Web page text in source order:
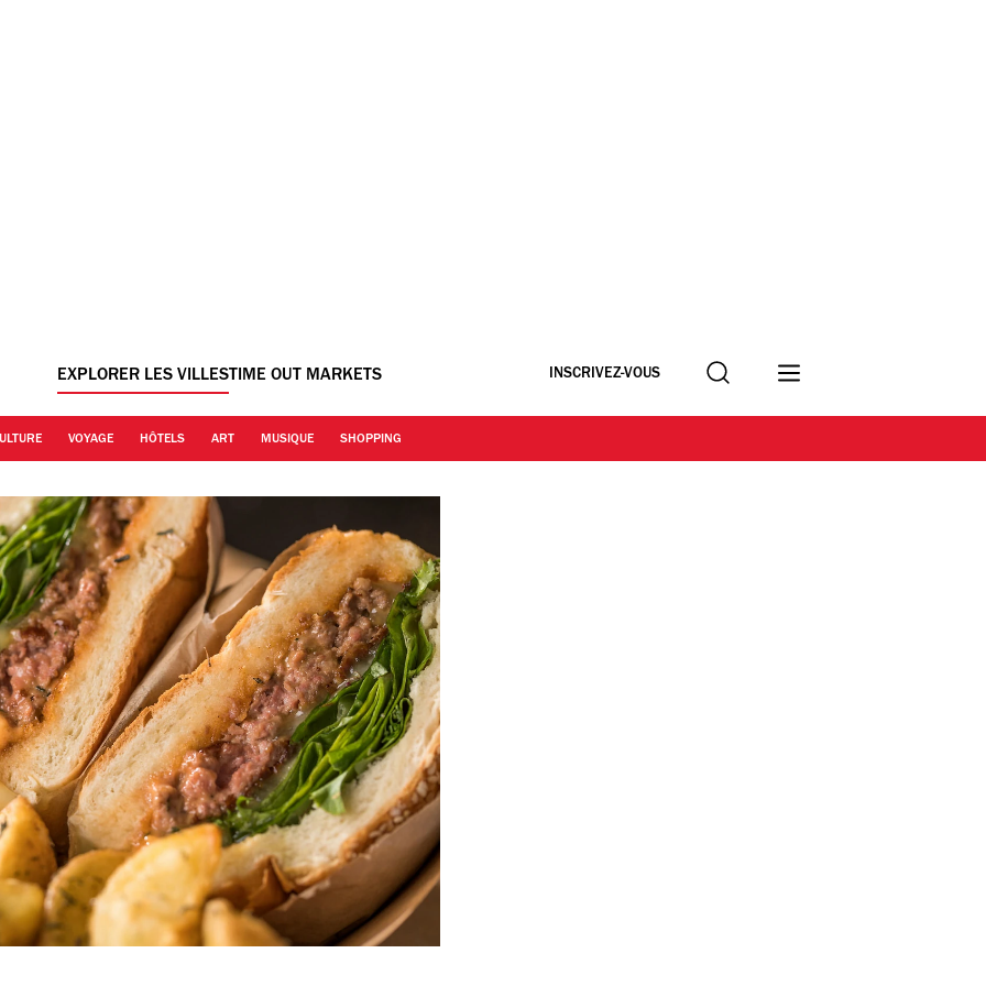
EXPLORER LES VILLESTIME OUT MARKETS INSCRIVEZ-VOUS Recherche
VOYAGE HÔTELS ART MUSIQUE SHOPPING